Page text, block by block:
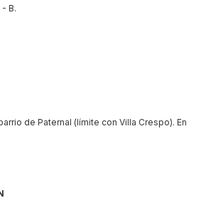
B.
de Paternal (límite con Villa Crespo). En